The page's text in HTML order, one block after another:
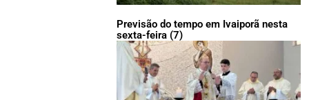
Previsão do tempo em Ivaiporã nesta
sexta-feira (7)